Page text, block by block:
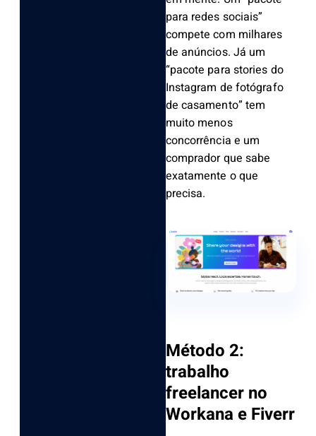
para redes sociais”
compete com milhares
de anúncios. Já um
“pacote para stories do
Instagram de fotógrafo
de casamento” tem
muito menos
concorrência e um
comprador que sabe
exatamente o que
precisa.
Método 2:
trabalho
freelancer no
Workana e Fiverr